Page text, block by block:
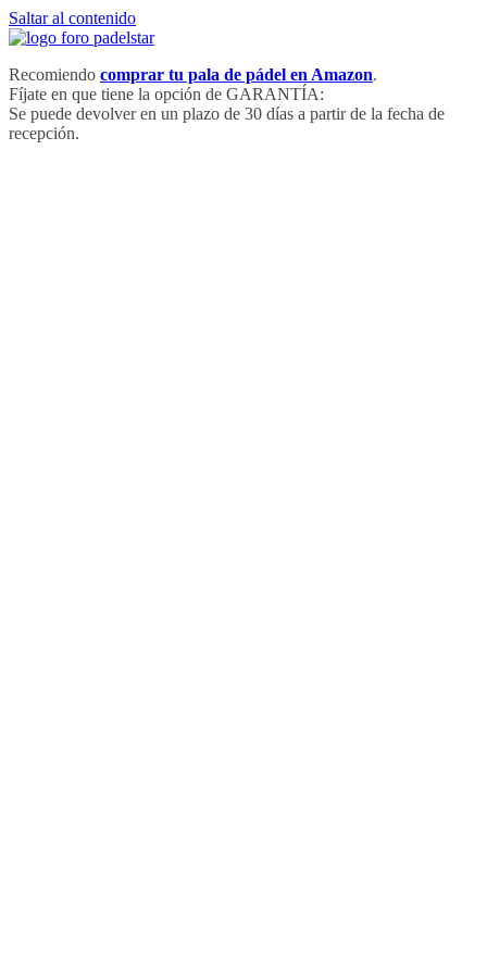
Saltar al contenido
Recomiendo comprar tu pala de pádel en Amazon.
Fíjate en que tiene la opción de GARANTÍA:
Se puede devolver en un plazo de 30 días a partir de la fecha de
recepción.